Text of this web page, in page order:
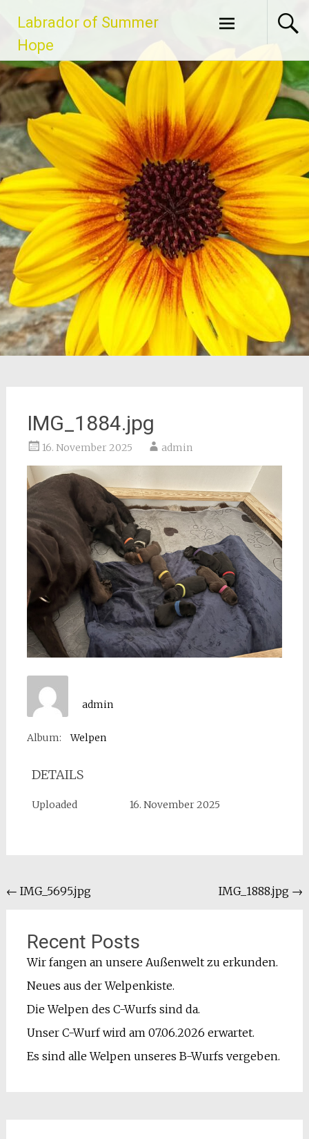
Inhalt
springen
Labrador of Summer
Hope
IMG_1884.jpg
16. November 2025 admin
admin
Album: Welpen
DETAILS
Uploaded 16. November 2025
Beitragsnavigation
← IMG_5695.jpg IMG_1888.jpg →
Recent Posts
Wir fangen an unsere Außenwelt zu erkunden.
Neues aus der Welpenkiste.
Die Welpen des C-Wurfs sind da.
Unser C-Wurf wird am 07.06.2026 erwartet.
Es sind alle Welpen unseres B-Wurfs vergeben.